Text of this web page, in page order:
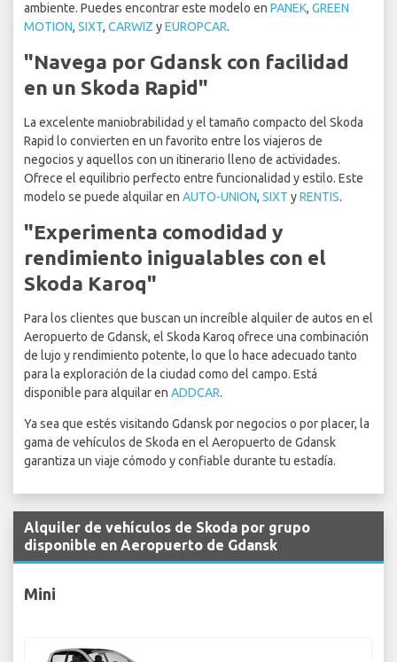
ambiente. Puedes encontrar este modelo en PANEK, GREEN
MOTION, SIXT, CARWIZ yEUROPCAR.
"Navega por Gdansk con facilidad
en un Skoda Rapid"
La excelente maniobrabilidad y el tamaño compacto del Skoda
Rapid lo convierten en un favorito entre los viajeros de
negocios y aquellos con un itinerario lleno de actividades.
Ofrece el equilibrio perfecto entre funcionalidad y estilo. Este
modelo se puede alquilar en AUTO-UNION, SIXT yRENTIS.
"Experimenta comodidad y
rendimiento inigualables con el
Skoda Karoq"
Para los clientes que buscan un increíble alquiler de autos en el
Aeropuerto de Gdansk, el Skoda Karoq ofrece una combinación
de lujo y rendimiento potente, lo que lo hace adecuado tanto
para la exploración de la ciudad como del campo. Está
disponible para alquilar en ADDCAR.
Ya sea que estés visitando Gdansk por negocios o por placer, la
gama de vehículos de Skoda en el Aeropuerto de Gdansk
garantiza un viaje cómodo y confiable durante tu estadía.
Alquiler de vehículos de Skoda por grupo
disponible en Aeropuerto de Gdansk
Mini